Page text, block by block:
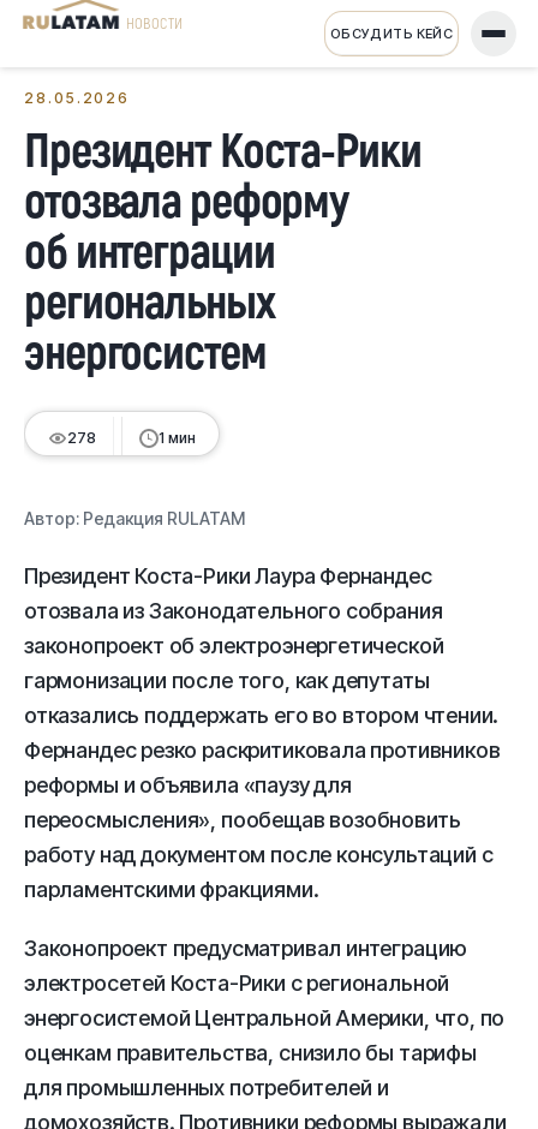
НОВОСТИ ОБСУДИТЬ КЕЙС
28.05.2026
Президент Коста-Рики
отозвала реформу
об интеграции
региональных
энергосистем
278 1 мин
Автор: Редакция RULATAM
Президент Коста-Рики Лаура Фернандес
отозвала из Законодательного собрания
законопроект об электроэнергетической
гармонизации после того, как депутаты
отказались поддержать его во втором чтении.
Фернандес резко раскритиковала противников
реформы и объявила «паузу для
переосмысления», пообещав возобновить
работу над документом после консультаций с
парламентскими фракциями.
Законопроект предусматривал интеграцию
электросетей Коста-Рики с региональной
энергосистемой Центральной Америки, что, по
оценкам правительства, снизило бы тарифы
для промышленных потребителей и
домохозяйств. Противники реформы выражали